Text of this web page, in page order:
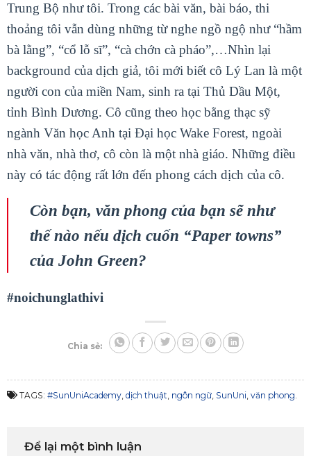
Trung Bộ như tôi. Trong các bài văn, bài báo, thi
thoảng tôi vẫn dùng những từ nghe ngồ ngộ như “hầm
bà lằng”, “cổ lỗ sĩ”, “cà chớn cà pháo”,…Nhìn lại
background của dịch giả, tôi mới biết cô Lý Lan là một
người con của miền Nam, sinh ra tại Thủ Dầu Một,
tỉnh Bình Dương. Cô cũng theo học bằng thạc sỹ
ngành Văn học Anh tại Đại học Wake Forest, ngoài
nhà văn, nhà thơ, cô còn là một nhà giáo. Những điều
này có tác động rất lớn đến phong cách dịch của cô.
Còn bạn, văn phong của bạn sẽ như
thế nào nếu dịch cuốn “Paper towns”
của John Green?
#noichunglathivi
Chia sẻ:
TAGS: #SunUniAcademy dịch thuật ngôn ngữ SunUni văn phong
Để lại một bình luận